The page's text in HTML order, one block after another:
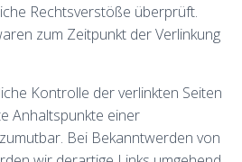
Rechtsverstöße überprüft.
zum Zeitpunkt der Verlinkung
Kontrolle der verlinkten Seiten
Anhaltspunkte einer
Bei Bekanntwerden von